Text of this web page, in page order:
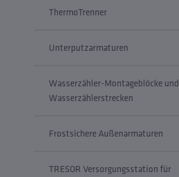
ThermoTrenner
Unterputzarmaturen
Wasserzähler-Montageblöcke und
Wasserzählerstrecken
Frostsichere Außenarmaturen
TRESOR Versorgungsstation für